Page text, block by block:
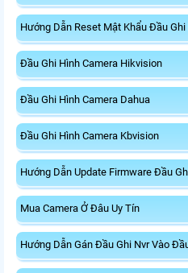
Hướng Dẫn Reset Mật Khẩu Đầu
Đầu Ghi Hình Camera Hikvision
Đầu Ghi Hình Camera Dahua
Đầu Ghi Hình Camera Kbvision
Hướng Dẫn Update Firmware Đầu
Mua Camera Ở Đâu Uy Tín
Hướng Dẫn Gán Đầu Ghi Nvr Vào